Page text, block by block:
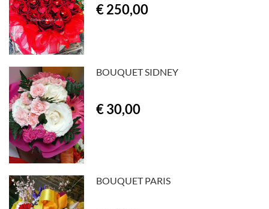
€ 250,00
BOUQUET SIDNEY
€ 30,00
BOUQUET PARIS